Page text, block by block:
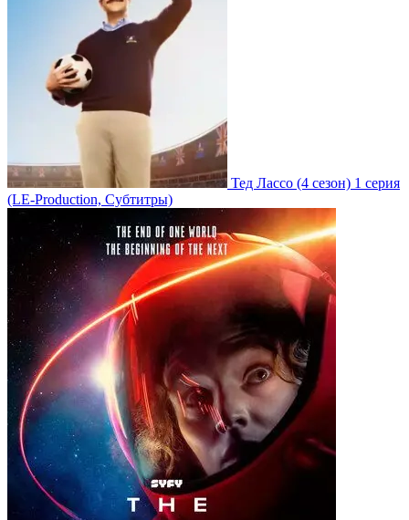
Тед Лассо (4 сезон) 1 серия
(LE-Production, Субтитры)